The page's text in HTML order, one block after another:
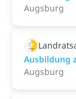
Augsburg
Ausbildung
Augsburg